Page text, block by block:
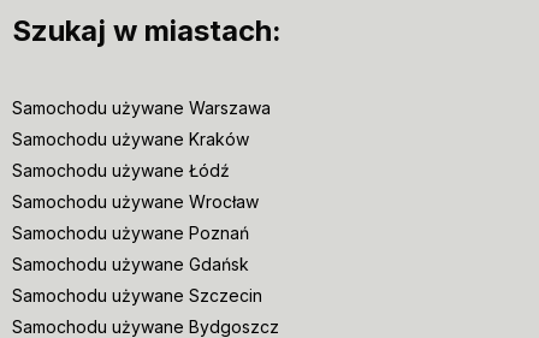
Szukaj w miastach:
Samochodu używane Warszawa
Samochodu używane Kraków
Samochodu używane Łódź
Samochodu używane Wrocław
Samochodu używane Poznań
Samochodu używane Gdańsk
Samochodu używane Szczecin
Samochodu używane Bydgoszcz